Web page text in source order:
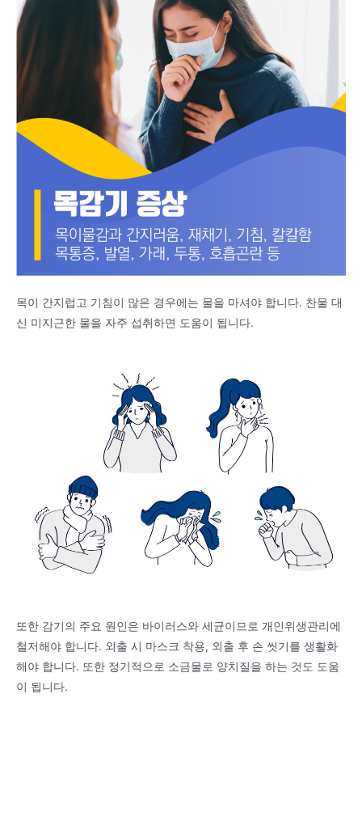
목이 간지럽고 기침이 많은 경우에는 물을 마셔야 합니다. 찬물 대
신 미지근한 물을 자주 섭취하면 도움이 됩니다.
또한 감기의 주요 원인은 바이러스와 세균이므로 개인위생관리에
철저해야 합니다. 외출 시 마스크 착용, 외출 후 손 씻기를 생활화
해야 합니다. 또한 정기적으로 소금물로 양치질을 하는 것도 도움
이 됩니다.